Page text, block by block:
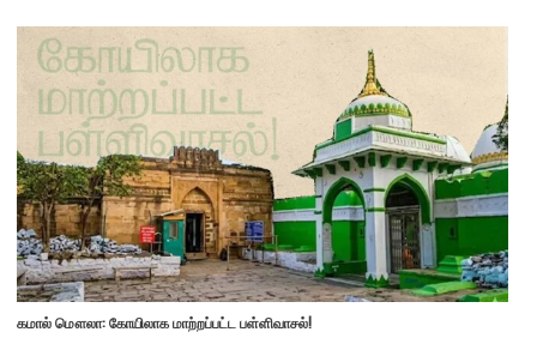
கமால் மௌலா: கோயிலாக மாற்றப்பட்ட பள்ளிவாசல்!